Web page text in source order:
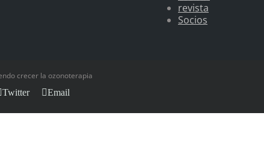
revista
Socios
crecer la ozonoterapia
Twitter Email